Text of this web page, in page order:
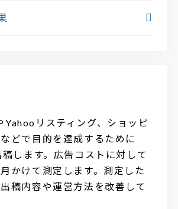
リスティング、ショッピ
どで目的を達成するために
します。広告コストに対して
かけて測定します。測定した
稿内容や運営方法を改善して